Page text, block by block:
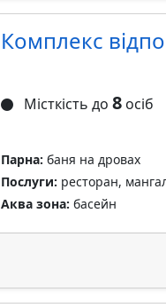
Комплекс
Місткість до 8осіб
Парна: баня на дровах
Послуги: ресторан,
Аква зона: басейн